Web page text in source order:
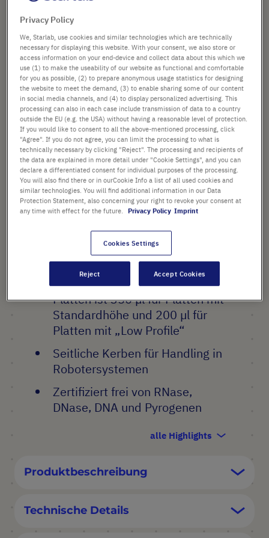
Bildergalerie
springen
PRODUKT HIGHLIGHTS
Die ungefähre maximale
Kapazität für alle 96-Well-
Platten ist 350 µl für Platten mit
Standardhöhe und 200 µl für
Platten mit „Low Profile“
Seitliche Kerben für Handling in
Robotersystemen
Zertifiziert frei von RNase,
DNase, DNA und Pyrogenen
alle Highlights
600,78 €
Preis ist der Listenpreis. [*zzgl. MwSt. und Versandkosten]
Verfügbarkeit prüfen zzgl.Versand
- +
In
den
Warenkorb
100 Platten (10 Packungen × 10 Platten)
Produktbeschreibung
Technische Details
Privacy Policy
We, Starlab, use cookies and similar technologies which are technically
necessary for displaying this website. With your consent, we also store or
access information on your end-device and collect data about this which we
use (1) to make the useability of our website as functional and comfortable
for you as possible, (2) to prepare anonymous usage statistics for designing
the website to meet the demand, (3) to enable sharing some of our content
in social media channels, and (4) to display personalized advertising. This
processing can also in each case include transmission of data to a country
outside the EU (e.g. the USA) without having a reasonable level of protection.
If you would like to consent to all the above-mentioned processing, click
"Agree". If you do not agree, you can limit the processing to what is
technically necessary by clicking "Reject". The processing and recipients of
the data are explained in more detail under "Cookie Settings", and you can
declare a differentiated consent for individual purposes of the processing.
You will also find there or in ourCookie Info a list of all used cookies and
similar technologies. You will find additional information in our Data
Protection Statement, also concerning your right to revoke your consent at
any time with effect for the future.
Privacy Policy Imprint
Cookies Settings
Reject Accept Cookies